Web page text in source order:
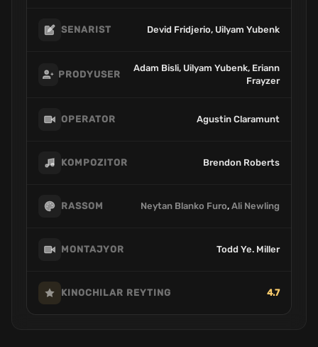
SENARIST Devid Fridjerio, Uilyam Yubenk
PRODYUSER
Adam Bisli, Uilyam Yubenk, Eriann
Frayzer
OPERATOR Agustin Claramunt
KOMPOZITOR Brendon Roberts
RASSOM Neytan Blanko Furo, Ali Newling
MONTAJYOR Todd Ye. Miller
KINOCHILAR REYTING 4.7